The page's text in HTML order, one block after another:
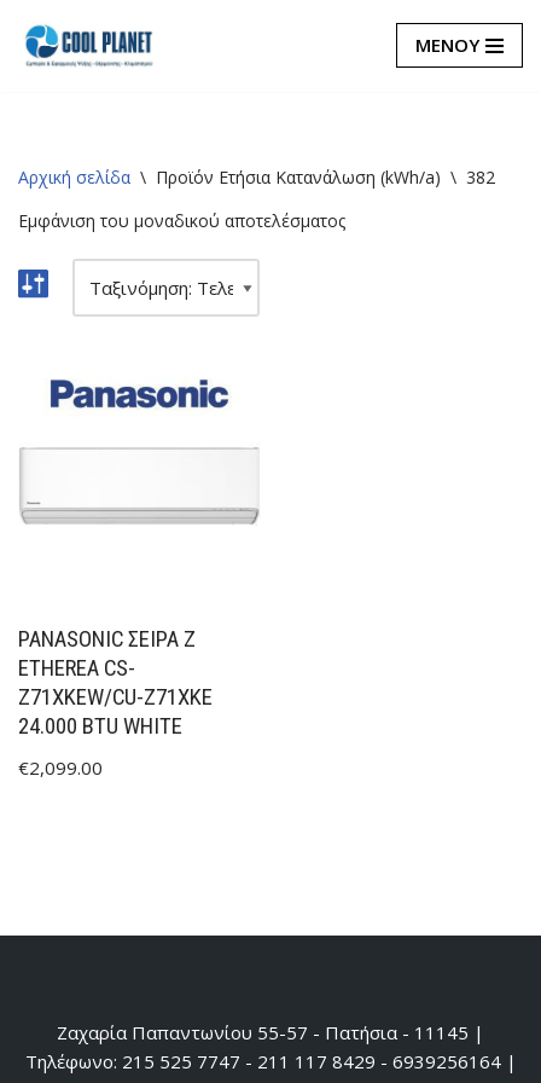
Μεταπηδήστε
ΜΕΝΟΥ
Αρχική σελίδα \ Προϊόν Eτήσια Κατανάλωση (kWh/a) \ 382
Εμφάνιση του μοναδικού αποτελέσματος
PANASONIC ΣΕΙΡΑ Z
ETHEREA CS-
Z71XKEW/CU-Z71XKE
24.000 BTU WHITE
€2,099.00
Ζαχαρία Παπαντωνίου 55-57 - Πατήσια - 11145 |
Τηλέφωνο: 215 525 7747 - 211 117 8429 - 6939256164 |